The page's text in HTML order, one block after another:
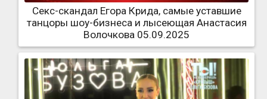
Секс-скандал Егора Крида, самые уставшие
танцоры шоу-бизнеса и лысеющая Анастасия
Волочкова 05.09.2025